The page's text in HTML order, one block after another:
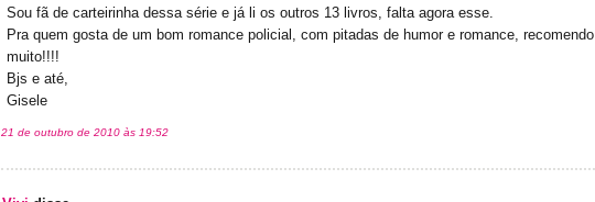
Sou fã de carteirinha dessa série e já li os outros 13 livros, falta agora esse.
Pra quem gosta de um bom romance policial, com pitadas de humor e romance, recomendo
muito!!!!
Bjs e até,
Gisele
21 de outubro de 2010 às 19:52